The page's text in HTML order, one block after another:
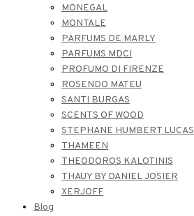
MONEGAL
MONTALE
PARFUMS DE MARLY
PARFUMS MDCI
PROFUMO DI FIRENZE
ROSENDO MATEU
SANTI BURGAS
SCENTS OF WOOD
STEPHANE HUMBERT LUCAS
THAMEEN
THEODOROS KALOTINIS
THAUY BY DANIEL JOSIER
XERJOFF
Blog